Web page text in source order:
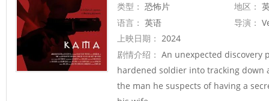
类型： 恐怖片 地区：
语言： 英语 导演：
上映日期： 2024
剧情介绍： An unexpected discovery
hardened soldier into tracking
the man he suspects of having a